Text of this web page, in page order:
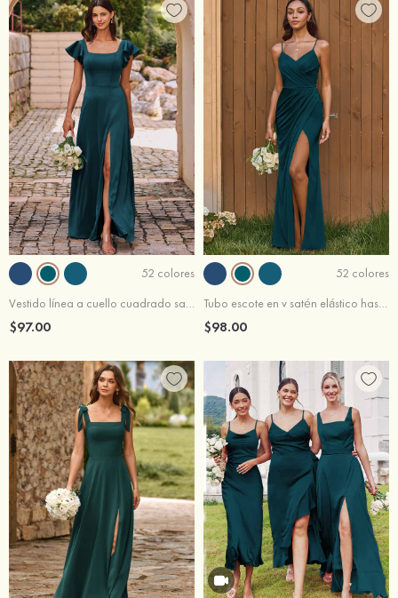
52 colores
Vestido línea a cuello cuadrado satén elástico hasta el suelo vestido de dama de honor
$97.00
52 colores
Tubo escote en v satén elástico hasta el suelo vestido de dama de honor
$98.00